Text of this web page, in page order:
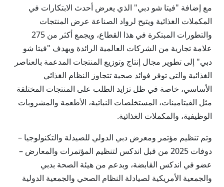
مع إضافة "فيتا شو دبي" الذي يعرض أحدث الابتكارات في
المكملات الغذائية ويتيح لرواد الصناعة عرض المنتجات
والتطورات المبتكرة في هذا القطاع، ويجمع أكثر من 275
علامة تجارية من الشركات العالمية الرائدة ويهدف "فيتا شو
دبي" إلى تطوير مجال إنتاج وتوزيع المنتجات المدعمة بالعناصر
الغذائية والتي توفر فوائد صحية تتجاوز النظام الغذائي
الأساسي، خاصة في ظل تزايد الطلب على المنتجات المختلفة
مثل الفيتامينات، المستخلصات النباتية، الأطعمة والمشروبات
الوظيفية، والمكملات الغذائية.
وتم تنظيم مؤتمر ومعرض دبي الدولي للصيدلة والتكنولوجيا –
دوفات 2025 من قبل اندكس لتنظيم المؤتمرات والمعارض –
عضو في اندكس القابضة، وبدعم من هيئة الصحة بدبي
والجمعية الأمريكية لصيادلة النظام الصحي والجمعية الدولية